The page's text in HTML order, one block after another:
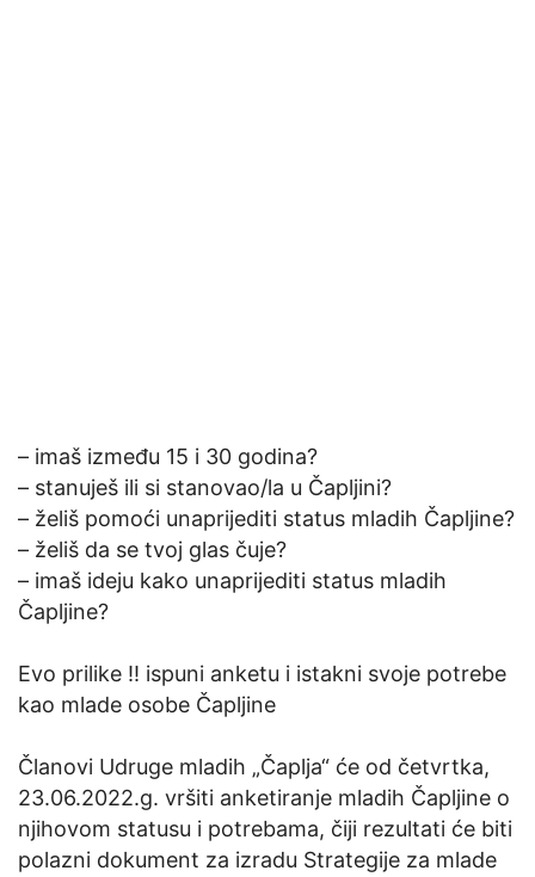
– imaš između 15 i 30 godina?
– stanuješ ili si stanovao/la u Čapljini?
– želiš pomoći unaprijediti status mladih Čapljine?
– želiš da se tvoj glas čuje?
– imaš ideju kako unaprijediti status mladih
Čapljine?
Evo prilike !! ispuni anketu i istakni svoje potrebe
kao mlade osobe Čapljine
Članovi Udruge mladih „Čaplja“ će od četvrtka,
23.06.2022.g. vršiti anketiranje mladih Čapljine o
njihovom statusu i potrebama, čiji rezultati će biti
polazni dokument za izradu Strategije za mlade